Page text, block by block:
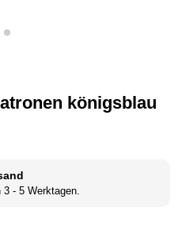
königsblau
3 - 5 Werktagen.